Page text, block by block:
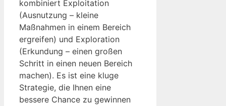
kombiniert Exploitation
(Ausnutzung – kleine
Maßnahmen in einem Bereich
ergreifen) und Exploration
(Erkundung – einen großen
Schritt in einen neuen Bereich
machen). Es ist eine kluge
Strategie, die Ihnen eine
bessere Chance zu gewinnen